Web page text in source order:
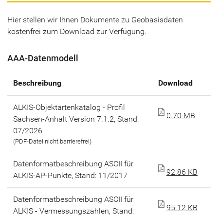
Hier stellen wir Ihnen Dokumente zu Geobasisdaten
kostenfrei zum Download zur Verfügung.
AAA-Datenmodell
Beschreibung Download
ALKIS-Objektartenkatalog - Profil
Sachsen-Anhalt Version 7.1.2, Stand:
07/2026
(PDF-Datei nicht barrierefrei)
0.70 MB
Datenformatbeschreibung ASCII für
ALKIS-AP-Punkte, Stand: 11/2017
92.86 KB
Datenformatbeschreibung ASCII für
ALKIS - Vermessungszahlen, Stand:
95.12 KB